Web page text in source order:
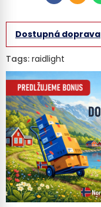
Dostupná doprava
Tags: raidlight